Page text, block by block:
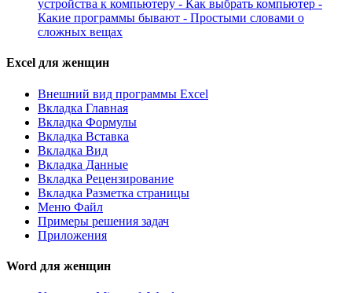
устройства к компьютеру - Как выбрать компьютер -
Какие программы бывают - Простыми словами о
сложных вещах
Excel для женщин
Внешний вид программы Excel
Вкладка Главная
Вкладка Формулы
Вкладка Вставка
Вкладка Вид
Вкладка Данные
Вкладка Рецензирование
Вкладка Разметка страницы
Меню Файл
Примеры решения задач
Приложения
Word для женщин